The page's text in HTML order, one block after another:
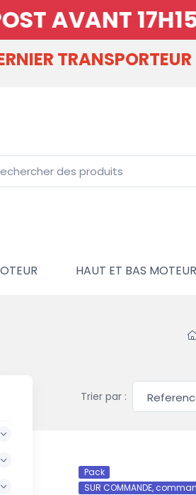
17H15.
HAUT ET BAS MOTEUR
Trier par :
Pack
SUR COMMANDE,